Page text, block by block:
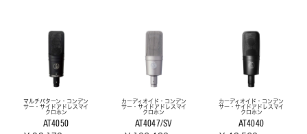
マルチパターン・コンデン
サー・サイドアドレスマイ
クロホン
AT4050
カーディオイド・コンデン
サー・サイドアドレスマイ
クロホン
AT4047/SV
カーディオイド・コンデン
サー・サイドアドレスマイ
クロホン
AT4040